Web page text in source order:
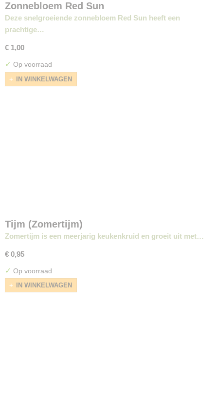
Zonnebloem Red Sun
Deze snelgroeiende zonnebloem Red Sun heeft een
prachtige…
€ 1,00
✓ Op voorraad
IN WINKELWAGEN
Tijm (Zomertijm)
Zomertijm is een meerjarig keukenkruid en groeit uit met…
€ 0,95
✓ Op voorraad
IN WINKELWAGEN